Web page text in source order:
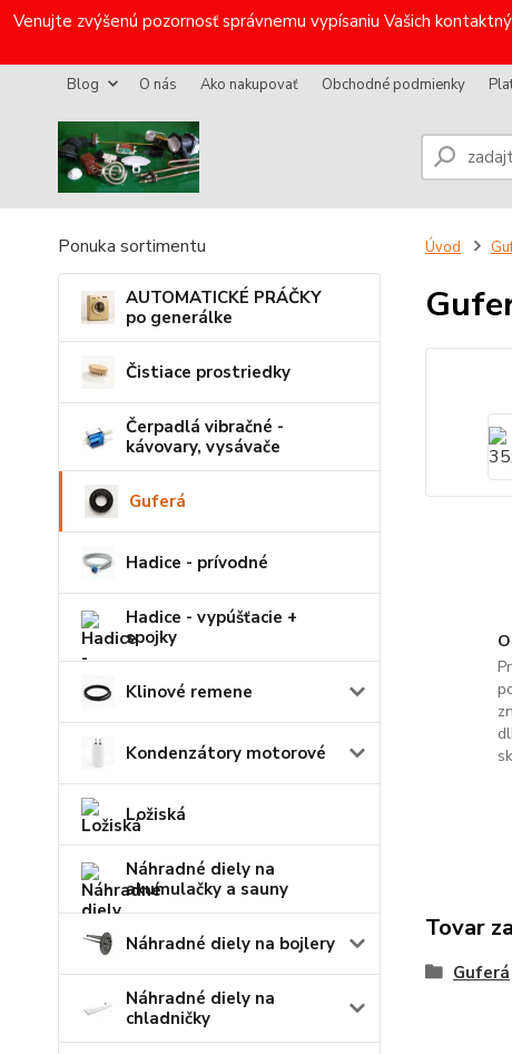
Venujte zvýšenú pozornosť správnemu vypísaniu Vašich
Blog O nás Ako nakupovať Obchodné podmienky
Ponuka sortimentu
AUTOMATICKÉ PRÁČKY
po generálke
Čistiace prostriedky
Čerpadlá vibračné -
kávovary, vysávače
Guferá
Hadice - prívodné
Hadice - vypúšťacie +
spojky
Klinové remene
Kondenzátory motorové
Ložiská
Náhradné diely na
akumulačky a sauny
Náhradné diely na bojlery
Náhradné diely na
chladničky
Úvod
Tovar
Guferá